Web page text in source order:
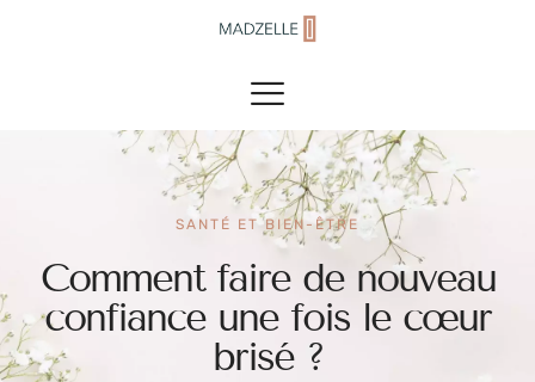
SANTÉ ET BIEN-ÊTRE
Comment faire de nouveau
confiance une fois le cœur
brisé ?